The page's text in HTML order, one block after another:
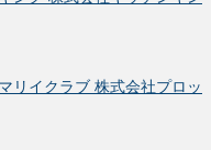
リイクラブ 株式会社プロッ